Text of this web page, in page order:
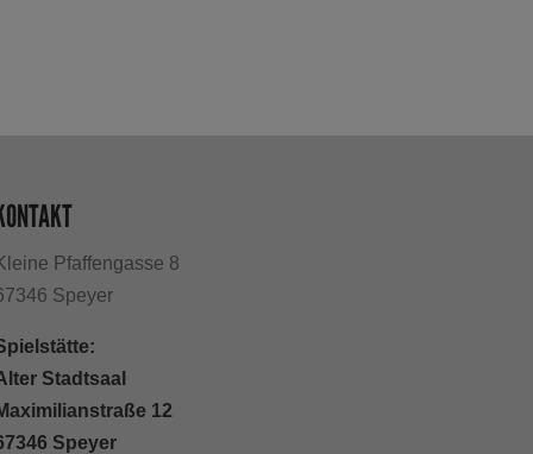
Pfaffengasse 8
Speyer
Stadtsaal
12
Speyer